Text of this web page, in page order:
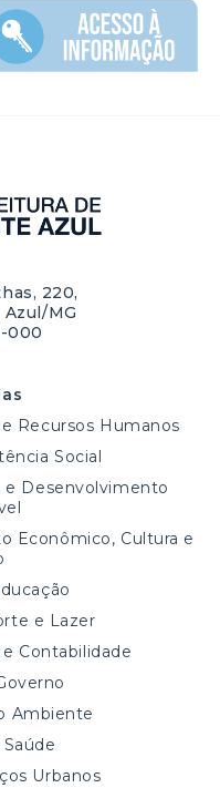
220,
MG
000
Recursos Humanos
Social
e Desenvolvimento
Econômico, Cultura e
e Lazer
Contabilidade
Ambiente
Urbanos